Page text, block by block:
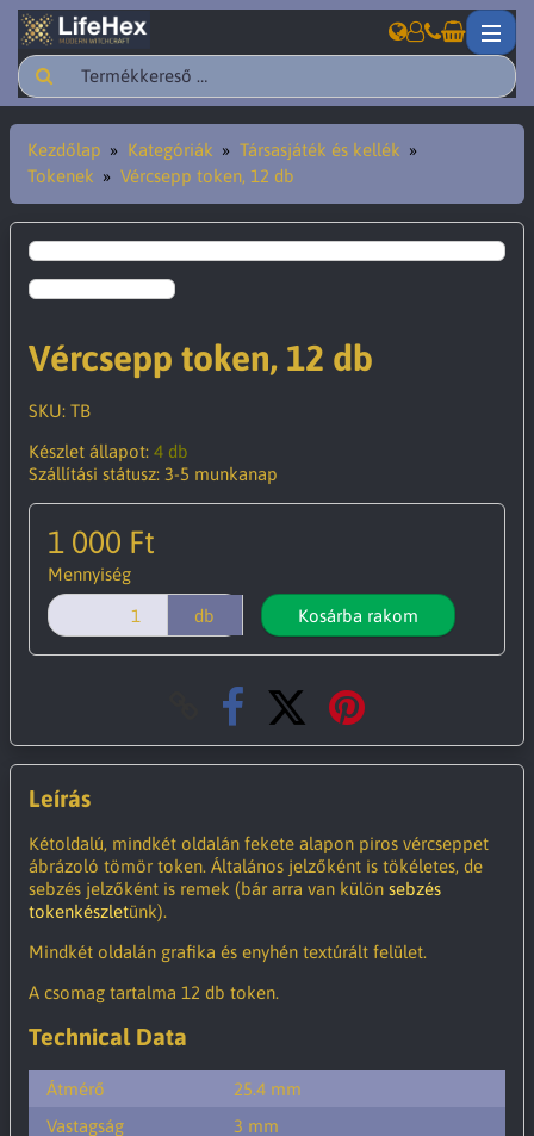
Kezdőlap Kategóriák
Társasjáték és kellék
Tokenek
Vércsepp token, 12 db
Vércsepp token, 12 db
SKU: TB
Készlet állapot: 4 db
Szállítási státusz: 3-5 munkanap
1 000 Ft
Mennyiség
db Kosárba rakom
Leírás
Kétoldalú, mindkét oldalán fekete alapon piros vércseppet
ábrázoló tömör token. Általános jelzőként is tökéletes, de
sebzés jelzőként is remek (bár arra van külön sebzés
tokenkészletünk).
Mindkét oldalán grafika és enyhén textúrált felület.
A csomag tartalma 12 db token.
Technical Data
Átmérő
25.4 mm
Vastagság
3 mm